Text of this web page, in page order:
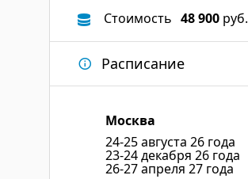
Стоимость 48 900 руб.
Расписание
Москва
24-25 августа 26 года
23-24 декабря 26 года
26-27 апреля 27 года